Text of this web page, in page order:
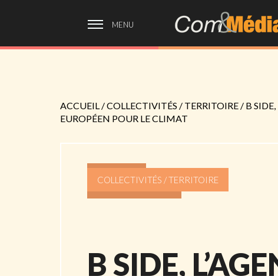
MENU
ACCUEIL /COLLECTIVITÉS / TERRITOIRE / B
EUROPÉEN POUR LE CLIMAT
COLLECTIVITÉS / TERRITOIRE
B SIDE,